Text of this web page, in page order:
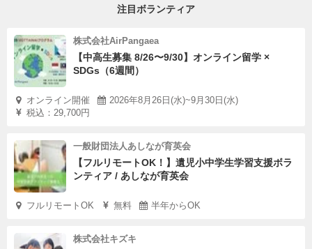
注目ボランティア
株式会社AirPangaea
【中高生募集 8/26〜9/30】オンライン留学 ×
SDGs（6週間）
オンライン開催
2026年8月26日(水)~9月30日(水)
税込：29,700円
一般財団法人あしなが育英会
【フルリモートOK！】遺児小中学生学習支援ボラ
ンティア / あしなが育英会
フルリモートOK 無料 半年からOK
株式会社キズキ